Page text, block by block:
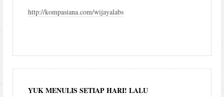
http://kompasiana.com/wijayalabs
YUK MENULIS SETIAP HARI! LALU